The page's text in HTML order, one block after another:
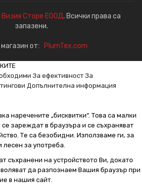
Визия Сторе ЕООД. Всички права са
запазени.
от: PlumTex.com
За ефективност За
Допълнителна информация
наречените „бисквитки“. Това са малки
зареждат в браузъра и се съхраняват
Те са безобидни. Използваме ги, за
за употреба.
съхранени на устройството Ви, докато
да разпознаем Вашия браузър при
в нашия сайт.